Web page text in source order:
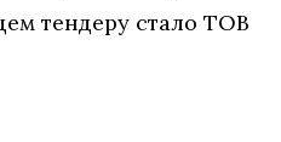
тендеру стало ТОВ